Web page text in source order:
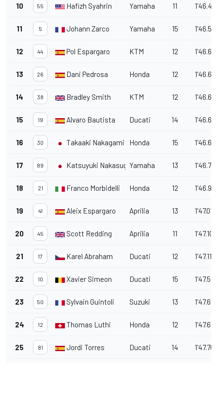
10 55 Hafizh Syahrin Yamaha 11
11 5 Johann Zarco Yamaha 15
12 44 Pol Espargaro KTM 12
13 26 Dani Pedrosa Honda 12
14 38 Bradley Smith KTM 12
15 19 Alvaro Bautista Ducati 14
16 30 Takaaki Nakagami Honda 15
17 89 Katsuyuki NakasugaYamaha 13
18 21 Franco Morbidelli Honda 12
19 41 Aleix Espargaro Aprilia 13 1'47.014
20 45 Scott Redding Aprilia 11 1'47.101
21 17 Karel Abraham Ducati 12 1'47.111
22 10 Xavier Simeon Ducati 15 1'47.511
23 50 Sylvain Guintoli Suzuki 13
24 12 Thomas Luthi Honda 12
25 81 Jordi Torres Ducati 14